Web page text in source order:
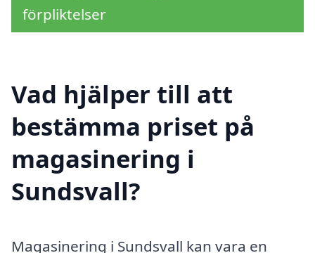
förpliktelser
Vad hjälper till att
bestämma priset på
magasinering i
Sundsvall?
Magasinering i Sundsvall kan vara en